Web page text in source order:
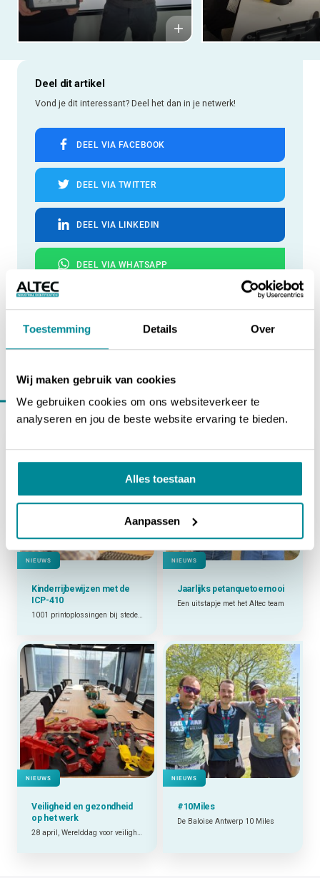
Toestemming Details Over
Wij maken gebruik van cookies
We gebruiken cookies om ons websiteverkeer te
analyseren en jou de beste website ervaring te bieden.
Alles toestaan
Aanpassen
Deel dit artikel
Vond je dit interessant? Deel het dan in je netwerk!
DEEL VIA FACEBOOK
DEEL VIA TWITTER
DEEL VIA LINKEDIN
DEEL VIA WHATSAPP
Verder lezen binnen nieuws
NIEUWS
Kinderrijbewijzen met de
ICP-410
1001 printoplossingen bij steden en gemeenten
NIEUWS
Jaarlijks petanquetoernooi
Een uitstapje met het Altec team
NIEUWS
Veiligheid en gezondheid
op het werk
28 april, Werelddag voor veiligheid en gezondheid op het werk.
NIEUWS
#10Miles
De Baloise Antwerp 10 Miles